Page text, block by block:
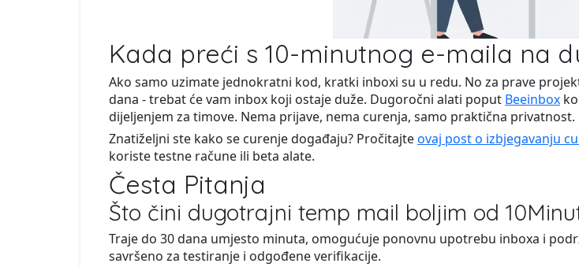
Kada preći s 10-minutnog e-maila na
Ako samo uzimate jednokratni kod, kratki inboxi su u redu. No za prave
dana - trebat će vam inbox koji ostaje duže. Dugoročni alati poput Beeinbox
dijeljenjem za timove. Nema prijave, nema curenja, samo praktična privatnost.
Znatiželjni ste kako se curenje događaju? Pročitajteovaj post o izbjegavanju
koriste testne račune ili beta alate.
Česta Pitanja
Što čini dugotrajni temp mail boljim od
Traje do 30 dana umjesto minuta, omogućuje ponovnu upotrebu inboxa i
savršeno za testiranje i odgođene verifikacije.